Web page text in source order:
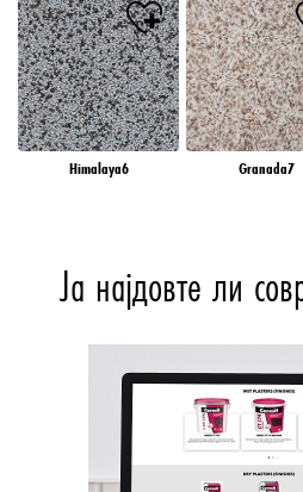
Himalaya6 Granada7
Ја најдовте ли